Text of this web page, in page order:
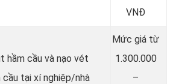
VNĐ
hầm cầu và nạo vét
tại xí nghiệp/nhà
Mức giá từ
1.300.000
–